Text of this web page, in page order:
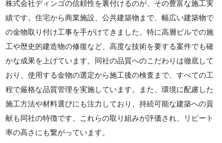
株式会社ディンゴの信頼性を裏付けるのが、その豊富な施工実
績です。住宅から商業施設、公共建築物まで、幅広い建築物で
の金物取り付け工事を手がけてきました。特に高層ビルでの施
工や歴史的建造物の修復など、高度な技術を要する案件でも確
かな成果を上げています。同社の品質へのこだわりは徹底して
おり、使用する金物の選定から施工後の検査まで、すべての工
程で厳格な品質管理を実施しています。また、環境に配慮した
施工方法や材料選びにも注力しており、持続可能な建築への貢
献も同社の特徴です。これらの取り組みが評価され、リピート
率の高さにも繋がっています。